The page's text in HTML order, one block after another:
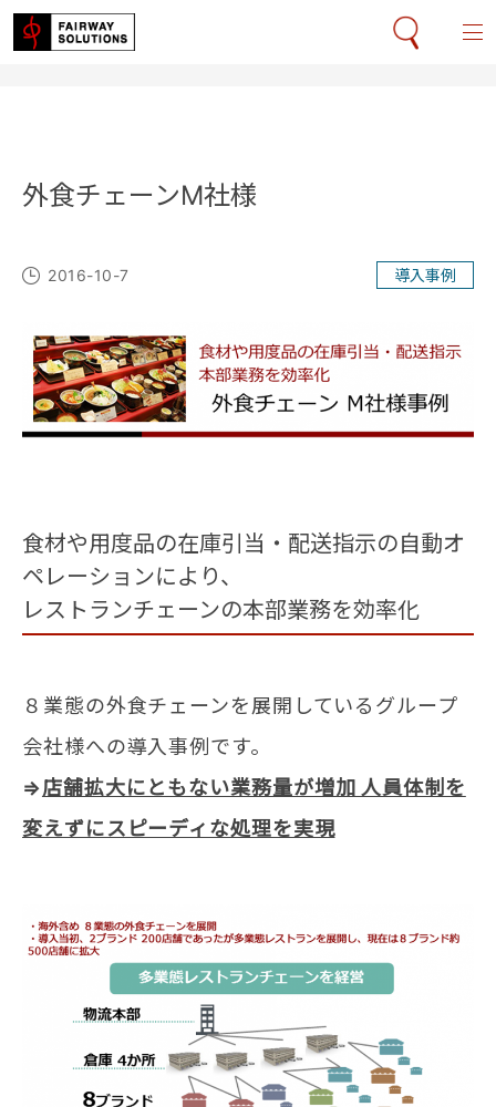
外食チェーンM社様
2016-10-7 導入事例
食材や用度品の在庫引当・配送指示の自動オ
ペレーションにより、
レストランチェーンの本部業務を効率化
８業態の外食チェーンを展開しているグループ
会社様への導入事例です。
⇒店舗拡大にともない業務量が増加 人員体制を
変えずにスピーディな処理を実現